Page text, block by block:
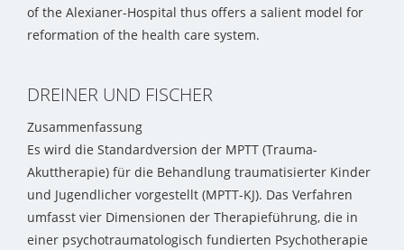
of the Alexianer-Hospital thus offers a salient model for
reformation of the health care system.
DREINER UND FISCHER
Zusammenfassung
Es wird die Standardversion der MPTT (Trauma-
Akuttherapie) für die Behandlung traumatisierter Kinder
und Jugendlicher vorgestellt (MPTT-KJ). Das Verfahren
umfasst vier Dimensionen der Therapieführung, die in
einer psychotraumatologisch fundierten Psychotherapie